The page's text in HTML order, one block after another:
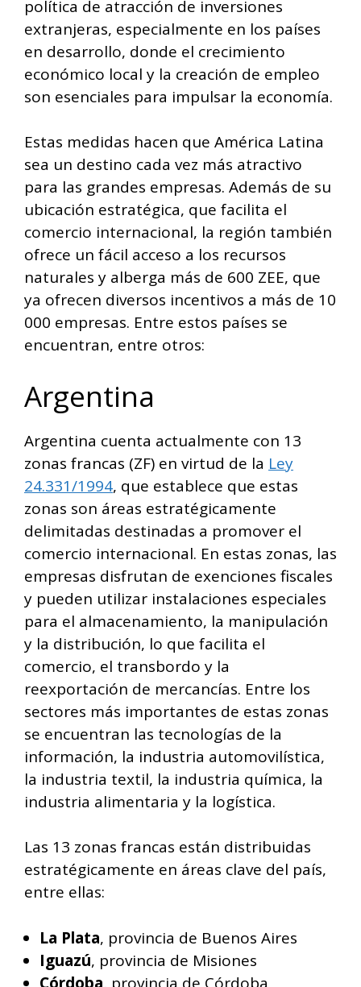
política de atracción de inversiones
extranjeras, especialmente en los países
en desarrollo, donde el crecimiento
económico local y la creación de empleo
son esenciales para impulsar la economía.
Estas medidas hacen que América Latina
sea un destino cada vez más atractivo
para las grandes empresas. Además de su
ubicación estratégica, que facilita el
comercio internacional, la región también
ofrece un fácil acceso a los recursos
naturales y alberga más de 600 ZEE, que
ya ofrecen diversos incentivos a más de 10
000 empresas. Entre estos países se
encuentran, entre otros:
Argentina
Argentina cuenta actualmente con 13
zonas francas (ZF) en virtud de la Ley
24.331/1994, que establece que estas
zonas son áreas estratégicamente
delimitadas destinadas a promover el
comercio internacional. En estas zonas, las
empresas disfrutan de exenciones fiscales
y pueden utilizar instalaciones especiales
para el almacenamiento, la manipulación
y la distribución, lo que facilita el
comercio, el transbordo y la
reexportación de mercancías. Entre los
sectores más importantes de estas zonas
se encuentran las tecnologías de la
información, la industria automovilística,
la industria textil, la industria química, la
industria alimentaria y la logística.
Las 13 zonas francas están distribuidas
estratégicamente en áreas clave del país,
entre ellas:
La Plata, provincia de Buenos Aires
Iguazú, provincia de Misiones